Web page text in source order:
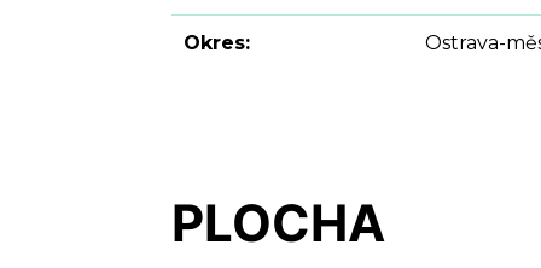
Okres: Ostrava-
PLOCHA